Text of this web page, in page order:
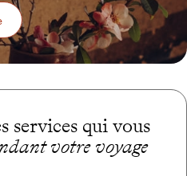
services qui vous
votre voyage